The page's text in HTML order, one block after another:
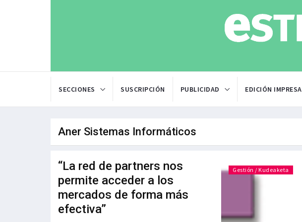
SECCIONES SUSCRIPCIÓN PUBLICIDAD EDICIÓN IMPRESA
Aner Sistemas Informáticos
“La red de partners nos
permite acceder a los
mercados de forma más
efectiva”
Gestión / Kudeaketa